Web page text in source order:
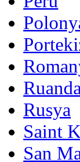
Rusya
Saint
San